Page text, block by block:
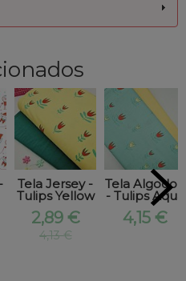
Tela Jersey -
Tulips Yellow
2,89 €
4,13 €
Tela Algodon
- Tulips Aqua
4,15 €